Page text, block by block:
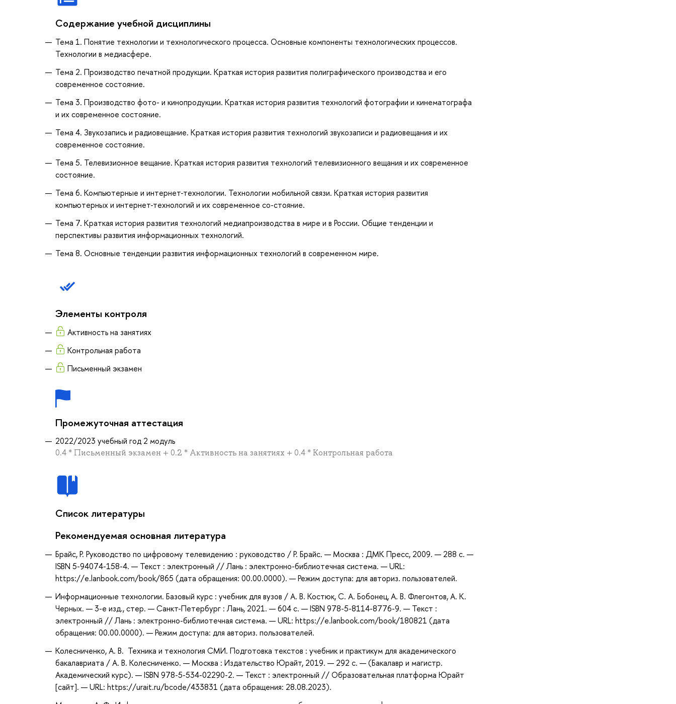
Содержание учебной дисциплины
Тема 1. Понятие технологии и технологического процесса. Основные компоненты технологических процессов.
Технологии в медиасфере.
Тема 2. Производство печатной продукции. Краткая история развития полиграфического производства и его
современное состояние.
Тема 3. Производство фото- и кинопродукции. Краткая история развития технологий фотографии и кинематографа
и их современное состояние.
Тема 4. Звукозапись и радиовещание. Краткая история развития технологий звукозаписи и радиовещания и их
современное состояние.
Тема 5. Телевизионное вещание. Краткая история развития технологий телевизионного вещания и их современное
состояние.
Тема 6. Компьютерные и интернет-технологии. Технологии мобильной связи. Краткая история развития
компьютерных и интернет-технологий и их современное со-стояние.
Тема 7. Краткая история развития технологий медиапроизводства в мире и в России. Общие тенденции и
перспективы развития информационных технологий.
Тема 8. Основные тенденции развития информационных технологий в современном мире.
Элементы контроля
Активность на занятиях
Контрольная работа
Письменный экзамен
Промежуточная аттестация
2022/2023 учебный год 2 модуль
0.4 * Письменный экзамен + 0.2 * Активность на занятиях + 0.4 * Контрольная работа
Список литературы
Рекомендуемая основная литература
Брайс, Р. Руководство по цифровому телевидению : руководство / Р. Брайс. — Москва : ДМК Пресс, 2009. — 288 с. —
ISBN 5-94074-158-4. — Текст : электронный // Лань : электронно-библиотечная система. — URL:
https://e.lanbook.com/book/865 (дата обращения: 00.00.0000). — Режим доступа: для авториз. пользователей.
Информационные технологии. Базовый курс : учебник для вузов / А. В. Костюк, С. А. Бобонец, А. В. Флегонтов, А. К.
Черных. — 3-е изд., стер. — Санкт-Петербург : Лань, 2021. — 604 с. — ISBN 978-5-8114-8776-9. — Текст :
электронный // Лань : электронно-библиотечная система. — URL: https://e.lanbook.com/book/180821 (дата
обращения: 00.00.0000). — Режим доступа: для авториз. пользователей.
Колесниченко, А. В. Техника и технология СМИ. Подготовка текстов : учебник и практикум для академического
бакалавриата / А. В. Колесниченко. — Москва : Издательство Юрайт, 2019. — 292 с. — (Бакалавр и магистр.
Академический курс). — ISBN 978-5-534-02290-2. — Текст : электронный // Образовательная платформа Юрайт
[сайт]. — URL: https://urait.ru/bcode/433831 (дата обращения: 28.08.2023).